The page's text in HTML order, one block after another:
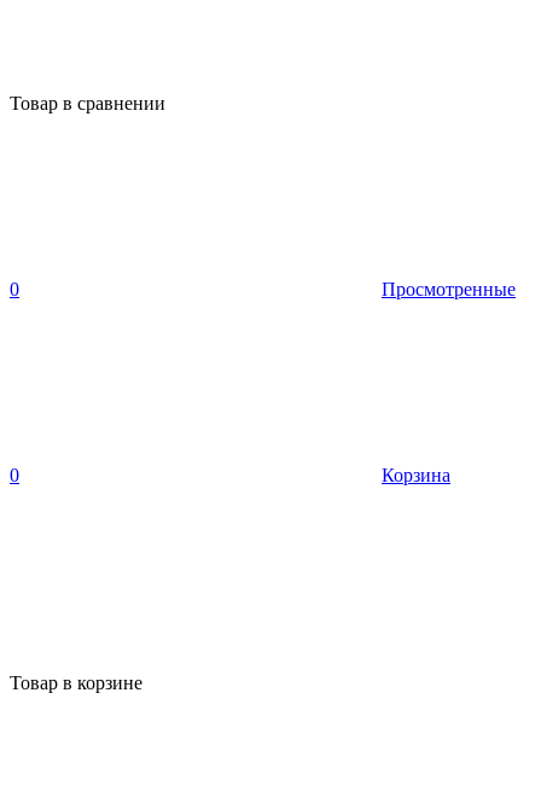
Товар в сравнении
0 Просмотренные
0 Корзина
Товар в корзине